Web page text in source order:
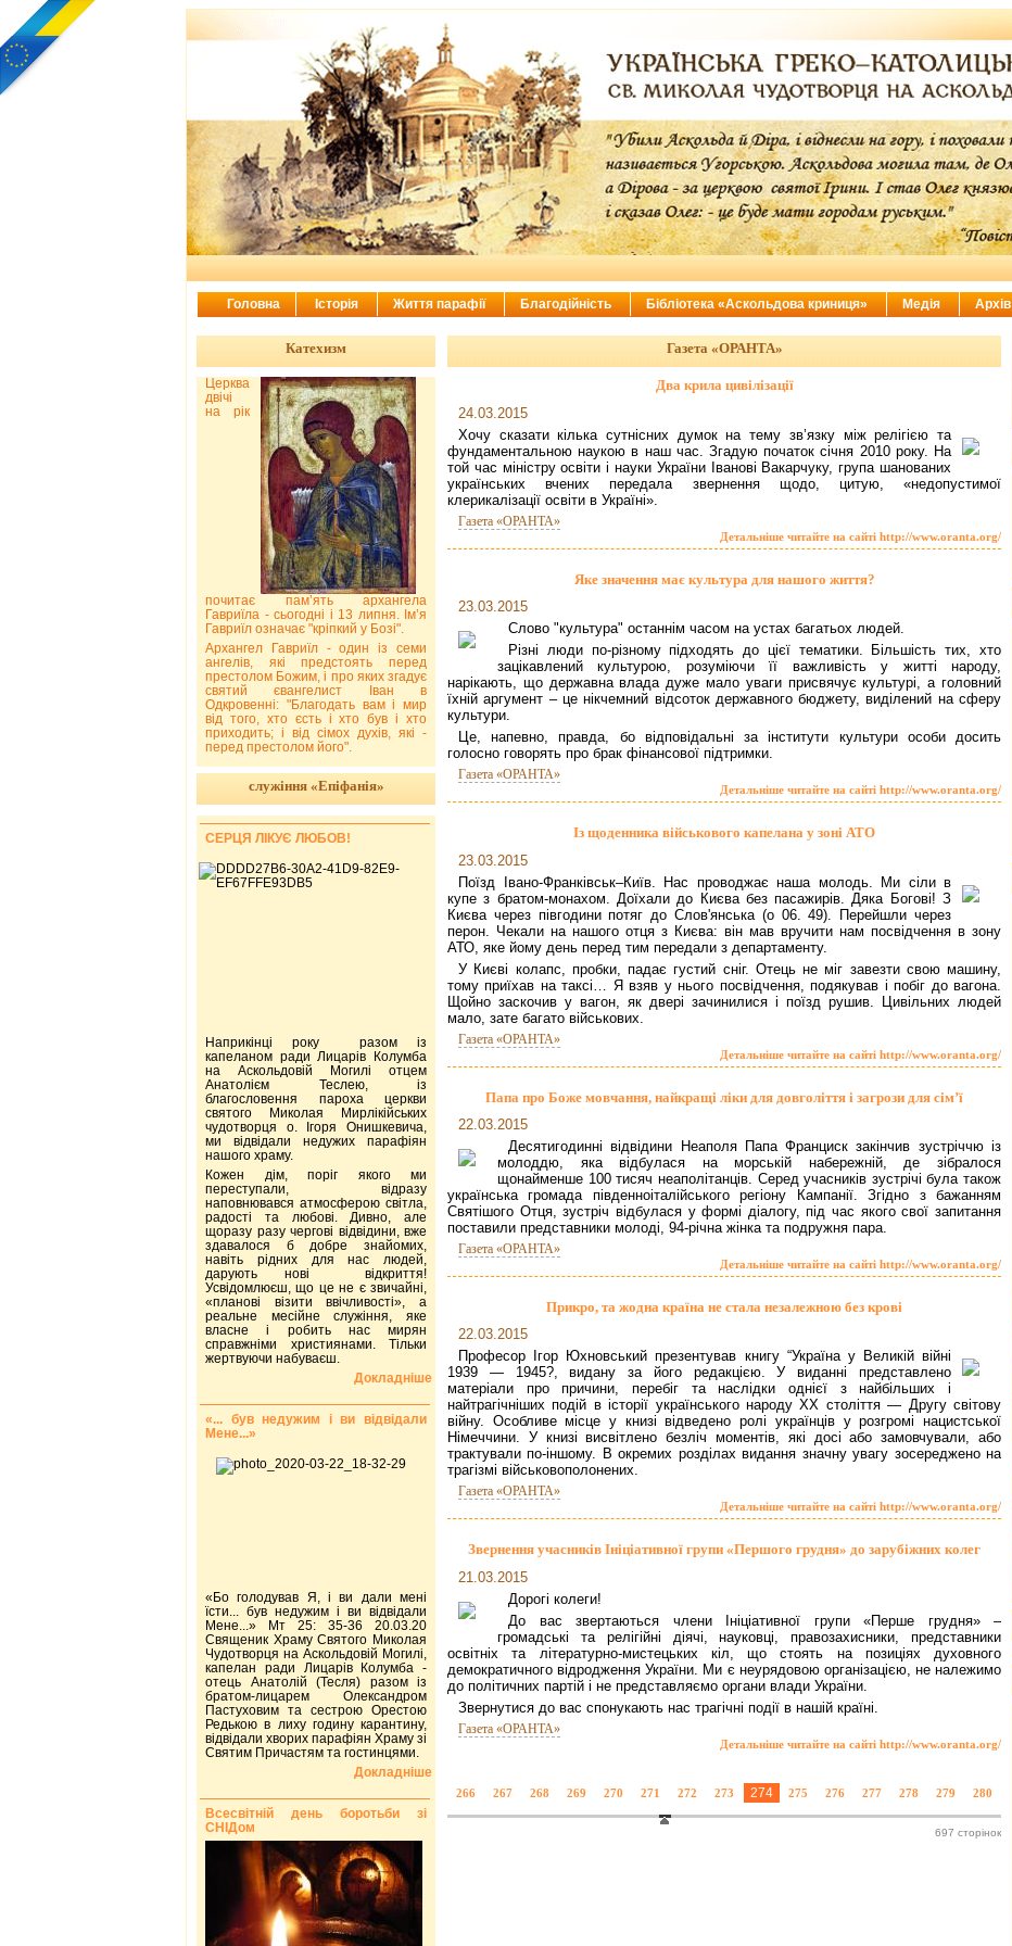
Газета «ОРАНТА»
Два крила цивілізації
24.03.2015
Хочу сказати кілька сутнісних думок на тему зв’язку між релігією та
фундаментальною наукою в наш час. Згадую початок січня 2010 року. На
той час міністру освіти і науки України Іванові Вакарчуку, група шанованих
українських вчених передала звернення щодо, цитую, «недопустимої
клерикалізації освіти в Україні».
Газета «ОРАНТА»
Детальніше читайте на сайті http://www.oranta.org/
Яке значення має культура для нашого життя?
23.03.2015
Слово "культура" останнім часом на устах багатьох людей.
Різні люди по-різному підходять до цієї тематики. Більшість тих, хто
зацікавлений культурою, розуміючи її важливість у житті народу,
нарікають, що державна влада дуже мало уваги присвячує культурі, а головний
їхній аргумент – це нікчемний відсоток державного бюджету, виділений на сферу
культури.
Це, напевно, правда, бо відповідальні за інститути культури особи досить
голосно говорять про брак фінансової підтримки.
Газета «ОРАНТА»
Детальніше читайте на сайті http://www.oranta.org/
Із щоденника військового капелана у зоні АТО
23.03.2015
Поїзд Івано-Франківськ–Київ. Нас проводжає наша молодь. Ми сіли в
купе з братом-монахом. Доїхали до Києва без пасажирів. Дяка Богові! З
Києва через півгодини потяг до Слов'янська (о 06. 49). Перейшли через
перон. Чекали на нашого отця з Києва: він мав вручити нам посвідчення в зону
АТО, яке йому день перед тим передали з департаменту.
У Києві колапс, пробки, падає густий сніг. Отець не міг завезти свою машину,
тому приїхав на таксі… Я взяв у нього посвідчення, подякував і побіг до вагона.
Щойно заскочив у вагон, як двері зачинилися і поїзд рушив. Цивільних людей
мало, зате багато військових.
Газета «ОРАНТА»
Детальніше читайте на сайті http://www.oranta.org/
Папа про Боже мовчання, найкращі ліки для довголіття і загрози для сім’ї
22.03.2015
Десятигодинні відвідини Неаполя Папа Франциск закінчив зустріччю із
молоддю, яка відбулася на морській набережній, де зібралося
щонайменше 100 тисяч неаполітанців. Серед учасників зустрічі була також
українська громада південноіталійського регіону Кампанії. Згідно з бажанням
Святішого Отця, зустріч відбулася у формі діалогу, під час якого свої запитання
поставили представники молоді, 94-річна жінка та подружня пара.
Газета «ОРАНТА»
Детальніше читайте на сайті http://www.oranta.org/
Прикро, та жодна країна не стала незалежною без крові
22.03.2015
Професор Ігор Юхновський презентував книгу “Україна у Великій війні
1939 — 1945?, видану за його редакцією. У виданні представлено
матеріали про причини, перебіг та наслідки однієї з найбільших і
найтрагічніших подій в історії українського народу ХХ століття — Другу світову
війну. Особливе місце у книзі відведено ролі українців у розгромі нацистської
Німеччини. У книзі висвітлено безліч моментів, які доcі або замовчували, або
трактували по-іншому. В окремих розділах видання значну увагу зосереджено на
трагізмі військовополонених.
Газета «ОРАНТА»
Детальніше читайте на сайті http://www.oranta.org/
Звернення учасників Ініціативної групи «Першого грудня» до зарубіжних колег
21.03.2015
Дорогі колеги!
До вас звертаються члени Ініціативної групи «Перше грудня» –
громадські та релігійні діячі, науковці, правозахисники, представники
освітніх та літературно-мистецьких кіл, що стоять на позиціях духовного
демократичного відродження України. Ми є неурядовою організацією, не належимо
до політичних партій і не представляємо органи влади України.
Звернутися до вас спонукають нас трагічні події в нашій країні.
Газета «ОРАНТА»
Детальніше читайте на сайті http://www.oranta.org/
266 267 268 269 270 271 272 273 274 275 276 277 278 279 280
697 сторінок
Катехизм
Церква
двічі
на рік
почитає пам’ять архангела
Гавриїла - сьогодні і 13 липня. Ім’я
Гавриїл означає "кріпкий у Бозі".
Архангел Гавриїл - один із семи
ангелів, які предстоять перед
престолом Божим, і про яких згадує
святий євангелист Іван в
Одкровенні: "Благодать вам і мир
від того, хто єсть і хто був і хто
приходить; і від сімох духів, які -
перед престолом його".
служіння «Епіфанія»
СЕРЦЯ ЛІКУЄ ЛЮБОВ!
Наприкінці року разом із
капеланом ради Лицарів Колумба
на Аскольдовій Могилі отцем
Анатолієм Теслею, із
благословення пароха церкви
святого Миколая Мирлікійських
чудотворця о. Ігоря Онишкевича,
ми відвідали недужих парафіян
нашого храму.
Кожен дім, поріг якого ми
переступали, відразу
наповнювався атмосферою світла,
радості та любові. Дивно, але
щоразу разу чергові відвідини, вже
здавалося б добре знайомих,
навіть рідних для нас людей,
дарують нові відкриття!
Усвідомлюєш, що це не є звичайні,
«планові візити ввічливості», а
реальне месійне служіння, яке
власне і робить нас мирян
справжніми християнами. Тільки
жертвуючи набуваєш.
Докладніше
«... був недужим і ви відвідали
Мене...»
«Бо голодував Я, і ви дали мені
їсти... був недужим і ви відвідали
Мене...» Мт 25: 35-36 20.03.20
Священик Храму Святого Миколая
Чудотворця на Аскольдовій Могилі,
капелан ради Лицарів Колумба -
отець Анатолій (Тесля) разом із
братом-лицарем Олександром
Пастуховим та сестрою Орестою
Редькою в лиху годину карантину,
відвідали хворих парафіян Храму зі
Святим Причастям та гостинцями.
Докладніше
Всесвітній день боротьби зі
СНІДом
Головна Історія Життя парафії Благодійність Бібліотека «Аскольдова криниця» Медія Архів